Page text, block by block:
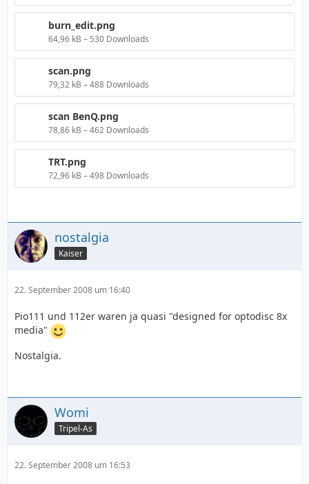
burn_edit.png
64,96 kB – 530 Downloads
scan.png
79,32 kB – 488 Downloads
scan BenQ.png
78,86 kB – 462 Downloads
TRT.png
72,96 kB – 498 Downloads
nostalgia
Kaiser
22. September 2008 um 16:40
Pio111 und 112er waren ja quasi "designed for optodisc 8x
media"
Nostalgia.
Womi
Tripel-As
22. September 2008 um 16:53